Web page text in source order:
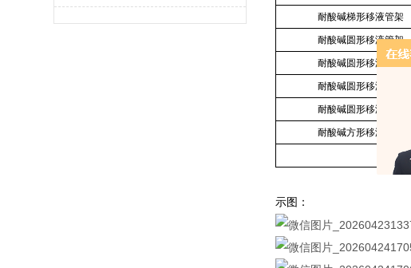
耐酸碱梯形移液管架
耐酸碱圆形移液管架
耐酸碱圆形移液管架
耐酸碱圆形移液管架
耐酸碱圆形移液管架
耐酸碱方形移液管架
示图：